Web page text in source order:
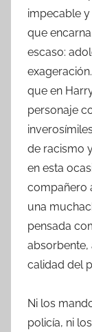
impecable
que
escaso:
que en
personaje
de racismo
en esta
compañero
una
pensada
absorbente,
calidad del
Ni los
policía, ni